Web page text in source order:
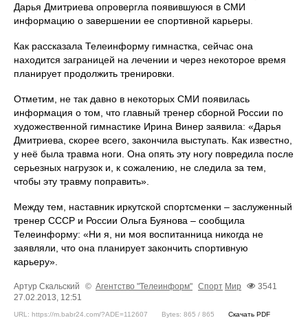
Дарья Дмитриева опровергла появившуюся в СМИ
информацию о завершении ее спортивной карьеры.
Как рассказала Телеинформу гимнастка, сейчас она
находится заграницей на лечении и через некоторое время
планирует продолжить тренировки.
Отметим, не так давно в некоторых СМИ появилась
информация о том, что главный тренер сборной России по
художественной гимнастике Ирина Винер заявила: «Дарья
Дмитриева, скорее всего, закончила выступать. Как известно,
у неё была травма ноги. Она опять эту ногу повредила после
серьезных нагрузок и, к сожалению, не следила за тем,
чтобы эту травму поправить».
Между тем, наставник иркутской спортсменки – заслуженный
тренер СССР и России Ольга Буянова – сообщила
Телеинформу: «Ни я, ни моя воспитанница никогда не
заявляли, что она планирует закончить спортивную
карьеру».
Артур Скальский © Агентство "Телеинформ" Спорт Мир
3541
27.02.2013, 12:51
URL: https://m.babr24.com/?ADE=112607 Bytes: 865 / 865 Скачать PDF